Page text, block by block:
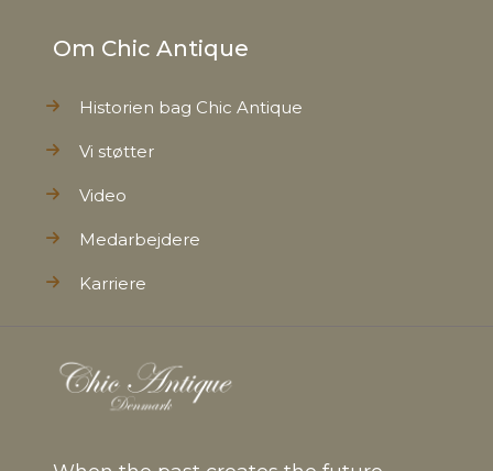
Om Chic Antique
Historien bag Chic Antique
Vi støtter
Video
Medarbejdere
Karriere